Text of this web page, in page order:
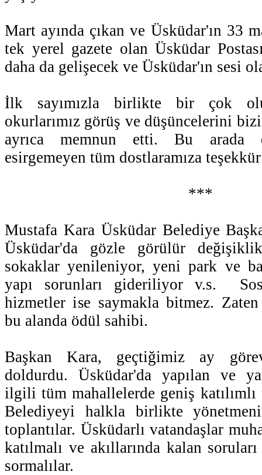
Mart ayında çıkan ve Üsküdar'ın 33
tek yerel gazete olan Üsküdar
daha da gelişecek ve Üsküdar'ın sesi
İlk sayımızla birlikte bir çok
okurlarımız görüş ve düşüncelerini
ayrıca memnun etti. Bu arada
esirgemeyen tüm dostlaramıza
***
Mustafa Kara Üsküdar Belediye
Üsküdar'da gözle görülür
sokaklar yenileniyor, yeni park ve
yapı sorunları gideriliyor v.s.
hizmetler ise saymakla bitmez.
bu alanda ödül sahibi.
Başkan Kara, geçtiğimiz ay
doldurdu. Üsküdar'da yapılan ve
ilgili tüm mahallelerde geniş katılımlı
Belediyeyi halkla birlikte
toplantılar. Üsküdarlı vatandaşlar
katılmalı ve akıllarında kalan
sormalılar.